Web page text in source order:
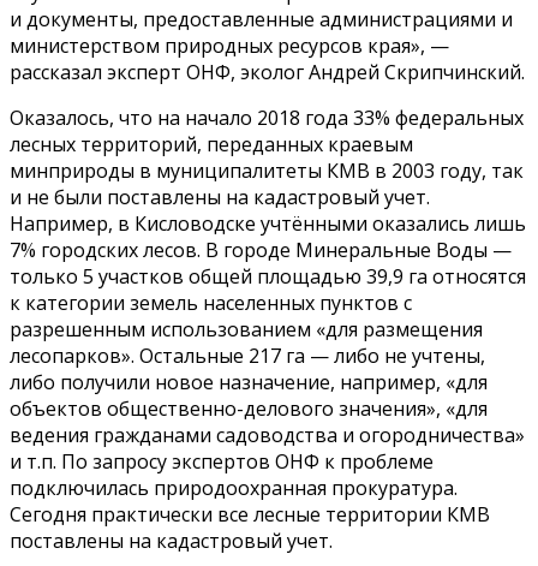
и документы, предоставленные администрациями и
министерством природных ресурсов края», —
рассказал эксперт ОНФ, эколог Андрей Скрипчинский.
Оказалось, что на начало 2018 года 33% федеральных
лесных территорий, переданных краевым
минприроды в муниципалитеты КМВ в 2003 году, так
и не были поставлены на кадастровый учет.
Например, в Кисловодске учтёнными оказались лишь
7% городских лесов. В городе Минеральные Воды —
только 5 участков общей площадью 39,9 га относятся
к категории земель населенных пунктов с
разрешенным использованием «для размещения
лесопарков». Остальные 217 га — либо не учтены,
либо получили новое назначение, например, «для
объектов общественно-делового значения», «для
ведения гражданами садоводства и огородничества»
и т.п. По запросу экспертов ОНФ к проблеме
подключилась природоохранная прокуратура.
Сегодня практически все лесные территории КМВ
поставлены на кадастровый учет.